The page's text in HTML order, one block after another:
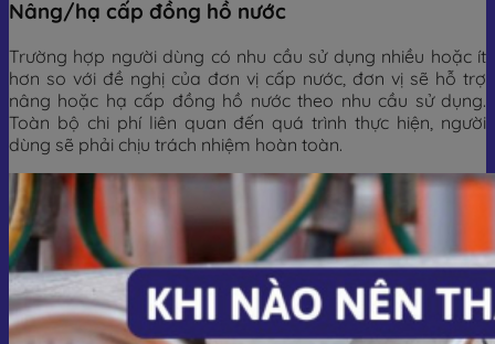
Nâng/hạ cấp đồng hồ nước
Trường hợp người dùng có nhu cầu sử dụng nhiều hoặc ít
hơn so với đề nghị của đơn vị cấp nước, đơn vị sẽ hỗ trợ
nâng hoặc hạ cấp đồng hồ nước theo nhu cầu sử dụng.
Toàn bộ chi phí liên quan đến quá trình thực hiện, người
dùng sẽ phải chịu trách nhiệm hoàn toàn.